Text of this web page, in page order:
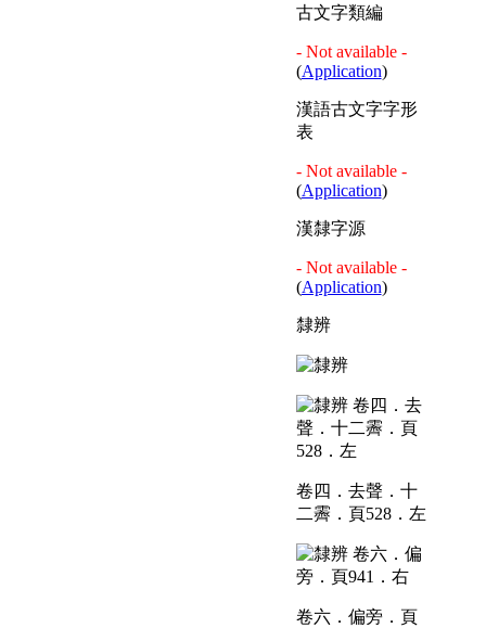
古文字類編
- Not available -
(Application)
漢語古文字字形
表
- Not available -
(Application)
漢隸字源
- Not available -
(Application)
隸辨
卷四．去聲．十
二霽．頁528．左
卷六．偏旁．頁